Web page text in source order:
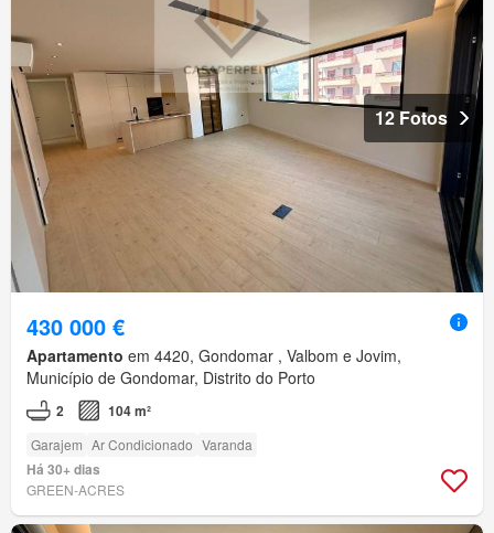
12 Fotos
430 000 €
Apartamento em 4420, Gondomar , Valbom e Jovim,
Município de Gondomar, Distrito do Porto
2 104 m²
Garajem Ar Condicionado Varanda
Há 30+ dias
GREEN-ACRES